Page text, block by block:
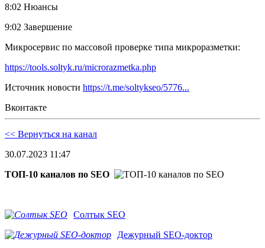
8:02 Нюансы
9:02 Завершение
Микросервис по массовой проверке типа микроразметки:
https://tools.soltyk.ru/microrazmetka.php
Источник новости https://t.me/soltykseo/5776...
Вконтакте
<< Вернуться на канал
30.07.2023 11:47
ТОП-10 каналов по SEO
Солтык SEO
Дежурный SEO-доктор